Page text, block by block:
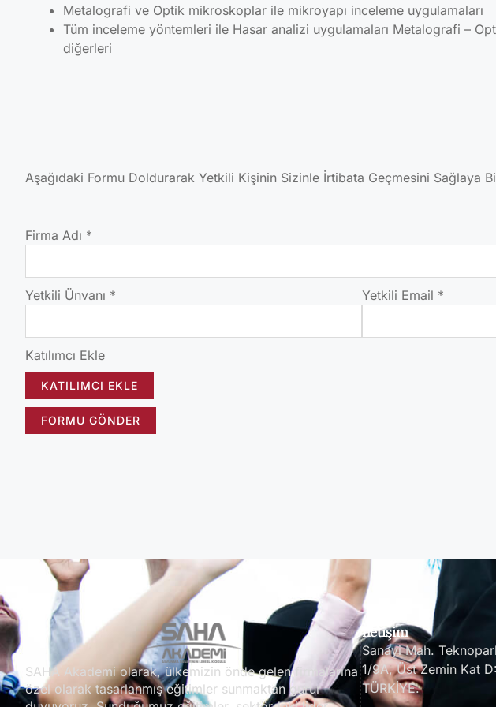
Metalografi ve Optik mikroskoplar ile mikroyapı inceleme uygulamaları
Tüm inceleme yöntemleri ile Hasar analizi uygulamaları Metalografi –
diğerleri
Aşağıdaki Formu Doldurarak Yetkili Kişinin Sizinle İrtibata Geçmesini Sağlaya
Firma Adı *
Yetkili Ünvanı * Yetkili Email *
Katılımcı Ekle
KATILIMCI EKLE
FORMU GÖNDER
SAHA Akademi olarak, ülkemizin önde gelen firmalarına
özel olarak tasarlanmış eğitimler sunmaktan gurur
İletişim
Sanayi Mah.
1/9A, Üst Zemin Kat
TÜRKİYE.